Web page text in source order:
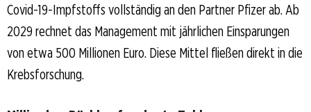
Covid-19-Impfstoffs vollständig an den Partner Pfizer ab. Ab
2029 rechnet das Management mit jährlichen Einsparungen
von etwa 500 Millionen Euro. Diese Mittel fließen direkt in die
Krebsforschung.